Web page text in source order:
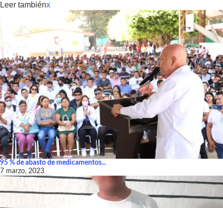
Leer tambiénx
95 % de abasto de medicamentos...
7 marzo, 2023